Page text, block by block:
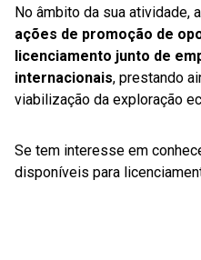
No âmbito da sua atividade, a
ações de promoção de
licenciamento junto de
internacionais, prestando
viabilização da exploração
Se tem interesse em
disponíveis para